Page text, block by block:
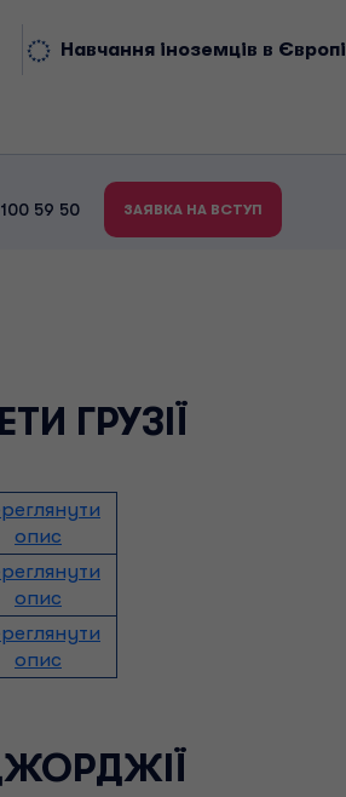
Навчання іноземців в Європі
59 50 ЗАЯВКА НА ВСТУП
ГРУЗІЇ
опис
опис
опис